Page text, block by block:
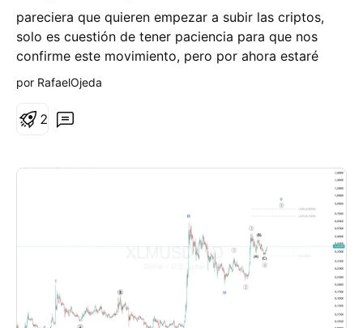
pareciera que quieren empezar a subir las criptos,
solo es cuestión de tener paciencia para que nos
confirme este movimiento, pero por ahora estaré
siguiendo de cerca esta cripto.
o
por RafaelOjeda
2